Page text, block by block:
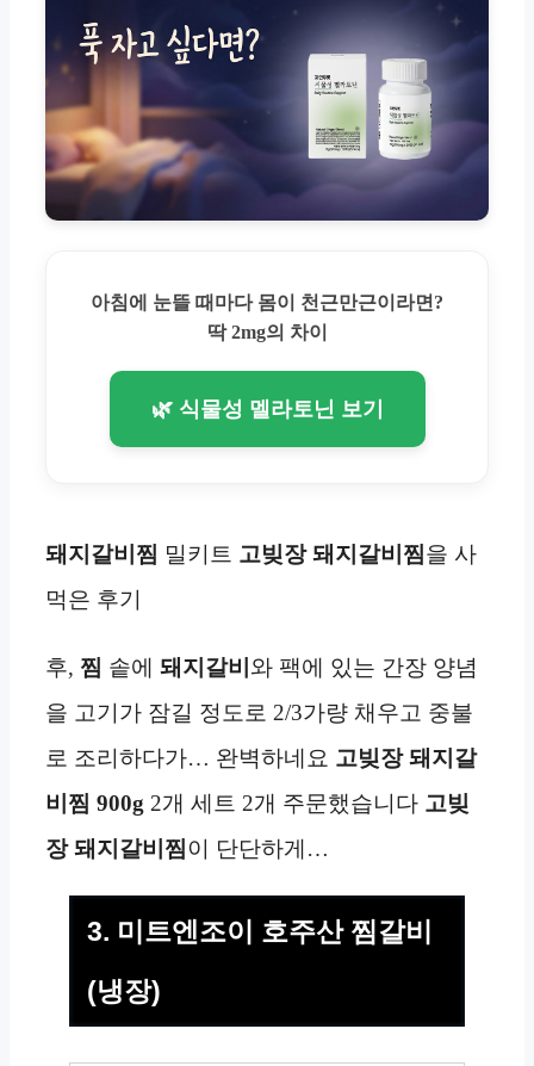
아침에 눈뜰 때마다 몸이 천근만근이라면?
딱 2mg의 차이
🌿 식물성 멜라토닌 보기
돼지갈비찜 밀키트 고빚장 돼지갈비찜을 사
먹은 후기
후, 찜 솥에 돼지갈비 와 팩에 있는 간장 양념
을 고기가 잠길 정도로 2/3가량 채우고 중불
로 조리하다가… 완벽하네요 고빚장 돼지갈
비찜 900g 2개 세트 2개 주문했습니다 고빚
장 돼지갈비찜이 단단하게…
3. 미트엔조이 호주산 찜갈비
(냉장)